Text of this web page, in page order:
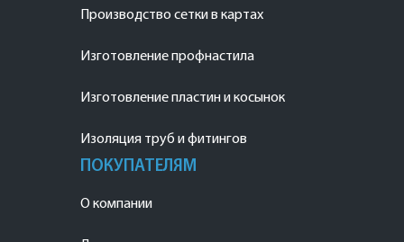
Производство сетки в картах
Изготовление профнастила
Изготовление пластин и косынок
Изоляция труб и фитингов
ПОКУПАТЕЛЯМ
О компании